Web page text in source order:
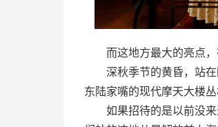
而这地方最大的亮点
深秋季节的黄昏，站
东陆家嘴的现代摩天大楼
如果招待的是以前没